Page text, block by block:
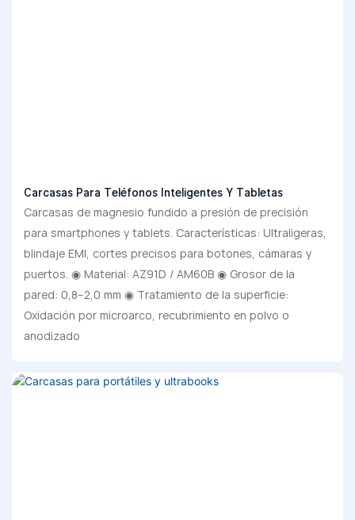
Carcasas Para Teléfonos Inteligentes Y Tabletas
Carcasas de magnesio fundido a presión de precisión
para smartphones y tablets. Características: Ultraligeras,
blindaje EMI, cortes precisos para botones, cámaras y
puertos. ◉ Material: AZ91D / AM60B ◉ Grosor de la
pared: 0,8–2,0 mm ◉ Tratamiento de la superficie:
Oxidación por microarco, recubrimiento en polvo o
anodizado